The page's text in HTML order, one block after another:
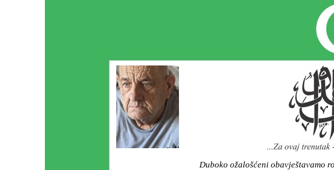
Duboko ožalošćeni obavještavamo